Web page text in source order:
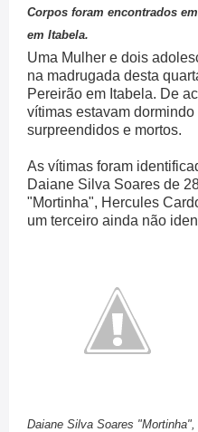
Corpos foram encontrados
em Itabela.
Uma Mulher e dois
na madrugada desta
Pereirão em Itabela. De
vítimas estavam
surpreendidos e mortos.
As vítimas foram
Daiane Silva Soares de
"Mortinha", Hercules
um terceiro ainda não
Daiane Silva Soares